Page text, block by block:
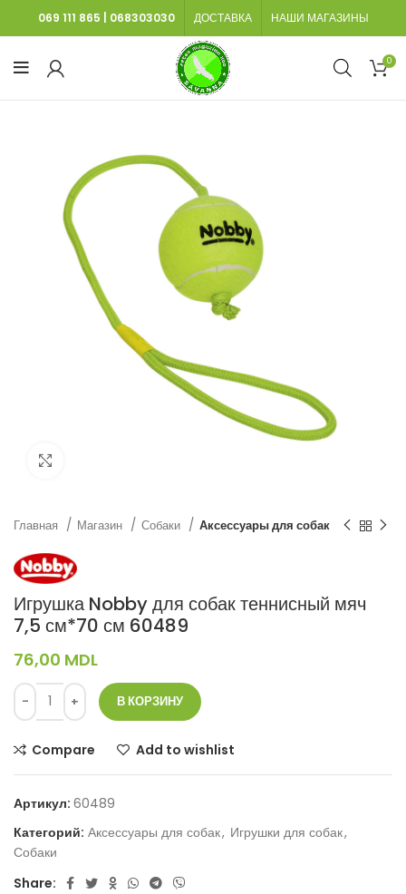
069 111 865 068303030 ДОСТАВКА НАШИ МАГАЗИНЫ
0
Главная Магазин Собаки Аксессуары для собак
Игрушка Nobby для собак теннисный мяч
7,5 см*70 см 60489
76,00 MDL
В КОРЗИНУ
Compare Add to wishlist
Артикул: 60489
Категорий: Аксессуары для собак, Игрушки для собак,
Собаки
Share: